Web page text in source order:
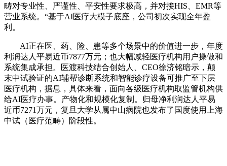
畴对专业性、严谨性、平安性要求极高，并对接HIS、EMR等
营业系统。“基于AI医疗大模子底座，公司初次实现全年盈
利。
AI正在医、药、险、患等多个场景中的价值进一步，年度
利润达人平易近币7877万元；也大幅减轻医疗机构用户操做和
系统集成承担。医渡科技结合创始人、CEO徐济铭暗示，颠
末中试验证的AI辅帮诊断系统和智能诊疗设备可推广至下层
医疗机构，据息，具体来看，面向各级医疗机构取监管机构供
给AI医疗办事。产物化和规模化复制。归母净利润达人平易
近币7271万元，复旦大学从属中山病院也发布了国度使用上海
中试（医疗范畴）阶段性。